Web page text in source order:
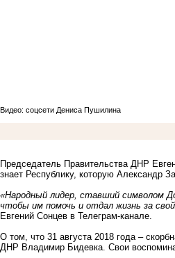
Видео: соцсети Дениса Пушилина
Председатель Правительства ДНР
знает Республику, которую Александр
«Народный лидер, ставший символом
чтобы им помочь и отдал жизнь за
Евгений Сонцев в Телеграм-канале.
О том, что 31 августа 2018 года –
ДНР Владимир Бидевка. Свои